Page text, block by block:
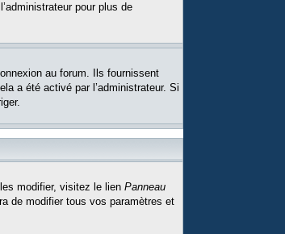
pour plus de
au forum. Ils fournissent
a été activé par l’administrateur. Si
modifier, visitez le lien Panneau
de modifier tous vos paramètres et